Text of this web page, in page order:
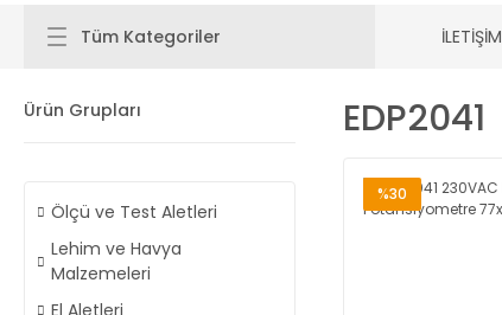
Tüm Kategoriler İLETİŞİM
Ürün Grupları
Ölçü ve Test Aletleri
Lehim ve Havya
Malzemeleri
El Aletleri
EDP2041
%30